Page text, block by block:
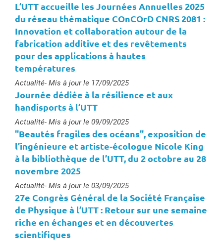
L’UTT accueille les Journées Annuelles 2025
du réseau thématique COnCOrD CNRS 2081 :
Innovation et collaboration autour de la
fabrication additive et des revêtements
pour des applications à hautes
températures
Type :
Actualité- Mis à jour le 17/09/2025
Journée dédiée à la résilience et aux
handisports à l’UTT
Type :
Actualité- Mis à jour le 09/09/2025
"Beautés fragiles des océans", exposition de
l’ingénieure et artiste-écologue Nicole King
à la bibliothèque de l’UTT, du 2 octobre au 28
novembre 2025
Type :
Actualité- Mis à jour le 03/09/2025
27e Congrès Général de la Société Française
de Physique à l’UTT : Retour sur une semaine
riche en échanges et en découvertes
scientifiques